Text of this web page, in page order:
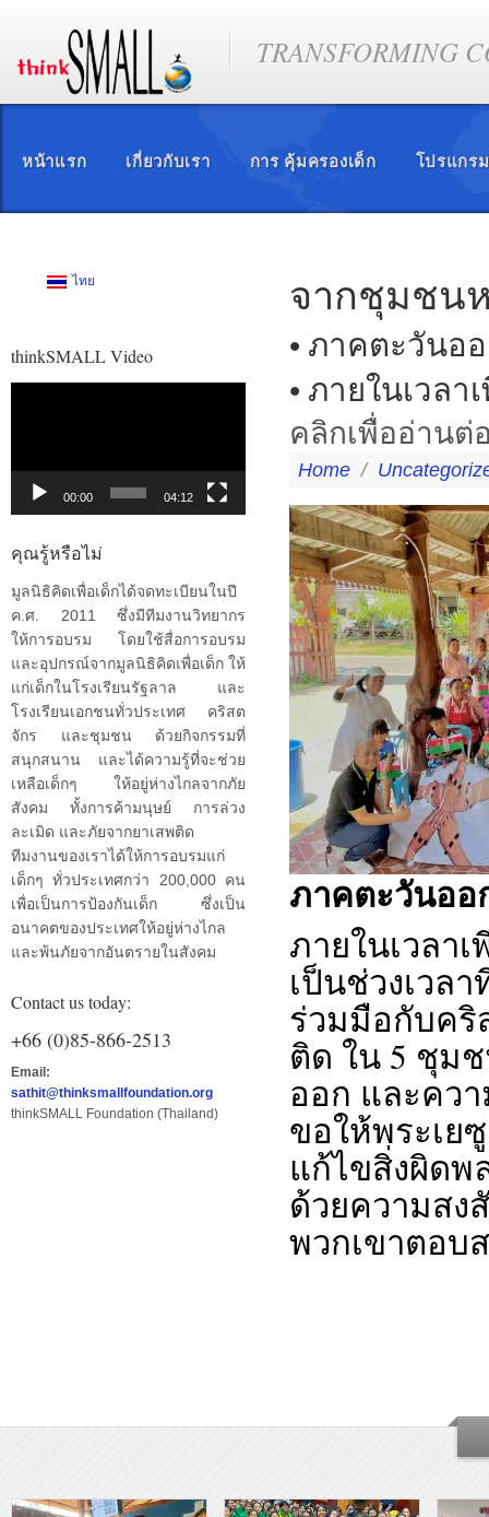
TRANSFORMING
หน้าแรก เกี่ยวกับเรา การ คุ้มครองเด็ก โปรแกร
ไทย
thinkSMALL Video
00:00 04:12
คุณรู้หรือไม่
มูลนิธิคิดเพื่อเด็กได้จดทะเบียนในปี
ค.ศ. 2011 ซึ่งมีทีมงานวิทยากร
ให้การอบรม โดยใช้สื่อการอบรม
และอุปกรณ์จากมูลนิธิคิดเพื่อเด็ก ให้
แก่เด็กในโรงเรียนรัฐลาล และ
โรงเรียนเอกชนทั่วประเทศ คริสต
จักร และชุมชน ด้วยกิจกรรมที่
สนุกสนาน และได้ความรู้ที่จะช่วย
เหลือเด็กๆ ให้อยู่ห่างไกลจากภัย
สังคม ทั้งการค้ามนุษย์ การล่วง
ละเมิด และภัยจากยาเสพติด
ทีมงานของเราได้ให้การอบรมแก่
เด็กๆ ทั่วประเทศกว่า 200,000 คน
เพื่อเป็นการป้องกันเด็ก ซึ่งเป็น
อนาคตของประเทศให้อยู่ห่างไกล
และพ้นภัยจากอันตรายในสังคม
Contact us today:
+66 (0)85-866-2513
Email:
sathit@thinksmallfoundation.org
thinkSMALL Foundation (Thailand)
จากชุมชน
• ภาคตะวันอ
• ภายในเวล
คลิกเพื่ออ่านต่
Home /
ภาคตะวันออ
ภายในเวลา
เป็นช่วงเวล
ร่วมมือกับคริ
ติด ใน 5 ชุม
ออก และคว
ขอให้พระเย
แก้ไขสิ่งผิดพ
ด้วยความส
พวกเขาตอบ